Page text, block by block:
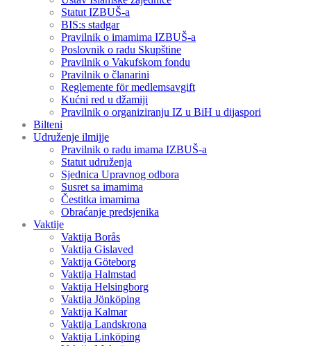
Statut IZBUŠ-a
BIS:s stadgar
Pravilnik o imamima IZBUŠ-a
Poslovnik o radu Skupštine
Pravilnik o Vakufskom fondu
Pravilnik o članarini
Reglemente för medlemsavgift
Kućni red u džamiji
Pravilnik o organiziranju IZ u BiH u dijaspori
Bilteni
Udruženje ilmijje
Pravilnik o radu imama IZBUŠ-a
Statut udruženja
Sjednica Upravnog odbora
Susret sa imamima
Čestitka imamima
Obraćanje predsjenika
Vaktije
Vaktija Borås
Vaktija Gislaved
Vaktija Göteborg
Vaktija Halmstad
Vaktija Helsingborg
Vaktija Jönköping
Vaktija Kalmar
Vaktija Landskrona
Vaktija Linköping